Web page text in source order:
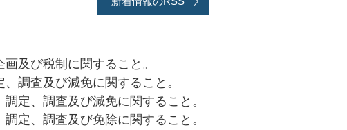
及び税制に関すること。
調査及び減免に関すること。
定、調査及び減免に関すること。
定、調査及び免除に関すること。